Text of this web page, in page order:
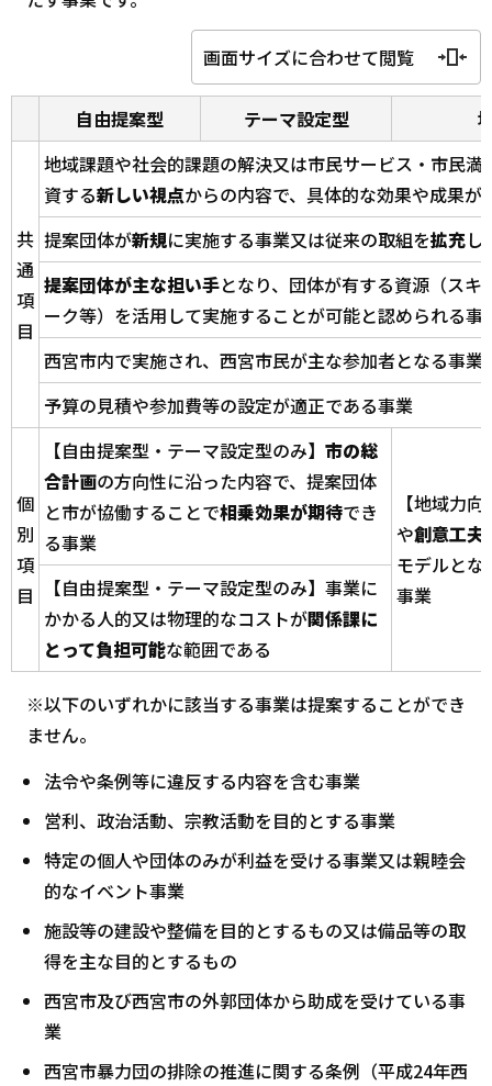
画面サイズに合わせて閲覧
自由提案型 テーマ設定型
共
通
項
目
地域課題や社会的課題の解決又は市民サービス・市民満
資する新しい視点からの内容で、具体的な効果や成果が
提案団体が新規に実施する事業又は従来の取組を拡充し
提案団体が主な担い手となり、団体が有する資源（スキ
ーク等）を活用して実施することが可能と認められる事
西宮市内で実施され、西宮市民が主な参加者となる事業
予算の見積や参加費等の設定が適正である事業
個
別
項
目
【自由提案型・テーマ設定型のみ】 市の総
合計画の方向性に沿った内容で、提案団体
と市が協働することで相乗効果が期待でき
る事業
【地域力
や創意工夫
モデルとな
事業
【自由提案型・テーマ設定型のみ】事業に
かかる人的又は物理的なコストが関係課に
とって負担可能な範囲である
※以下のいずれかに該当する事業は提案することができ
ません。
法令や条例等に違反する内容を含む事業
営利、政治活動、宗教活動を目的とする事業
特定の個人や団体のみが利益を受ける事業又は親睦会
的なイベント事業
施設等の建設や整備を目的とするもの又は備品等の取
得を主な目的とするもの
西宮市及び西宮市の外郭団体から助成を受けている事
業
西宮市暴力団の排除の推進に関する条例（平成24年西